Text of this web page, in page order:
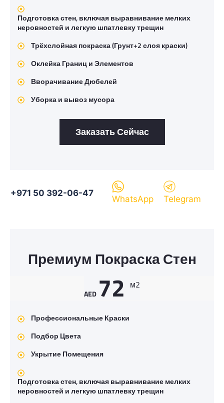
Подготовка стен, включая выравнивание мелких
неровностей и легкую шпатлевку трещин
Трёхслойная покраска (Грунт+2 слоя краски)
Оклейка Границ и Элементов
Вворачивание Дюбелей
Уборка и вывоз мусора
Заказать Сейчас
+971 50 392-06-47
WhatsApp Telegram
Премиум Покраска Стен
AED 72 м2
Профессиональные Краски
Подбор Цвета
Укрытие Помещения
Подготовка стен, включая выравнивание мелких
неровностей и легкую шпатлевку трещин